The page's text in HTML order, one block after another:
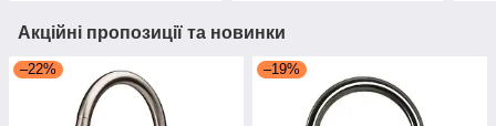
Акційні пропозиції та новинки
–22% –19%